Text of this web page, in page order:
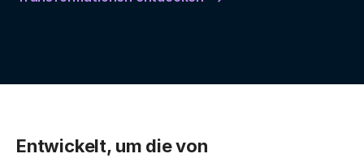
Entwickelt, um die von